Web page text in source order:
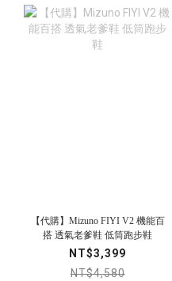
【代購】Mizuno FIYI V2 機能百
搭 透氣老爹鞋 低筒跑步鞋
NT$3,399
NT$4,580